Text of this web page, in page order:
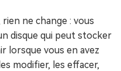
ne change : vous
disque qui peut stocker
lorsque vous en avez
modifier, les effacer,